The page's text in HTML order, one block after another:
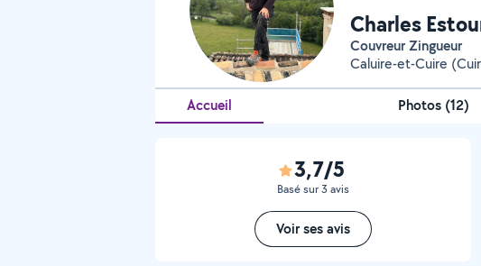
Charles
Couvreur Zingueur
Caluire-et-Cuire
Accueil Photos (12)
3,7/5
Basé sur 3 avis
Voir ses avis